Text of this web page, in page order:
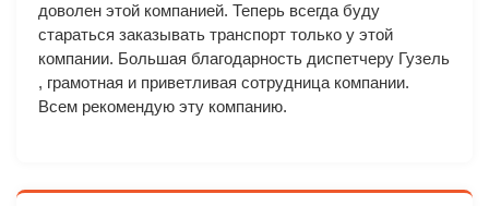
доволен этой компанией. Теперь всегда буду
стараться заказывать транспорт только у этой
компании. Большая благодарность диспетчеру Гузель
, грамотная и приветливая сотрудница компании.
Всем рекомендую эту компанию.